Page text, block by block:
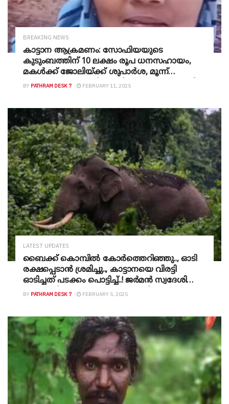
BREAKING NEWS
കാട്ടാന ആക്രമണം: സോഫിയയുടെ
കുടുംബത്തിന് 10 ലക്ഷം രൂപ ധനസഹായം,
മകള്‍ക്ക് ജോലിയ്ക്ക് ശുപാര്‍ശ, മൂന്ന്
കുടുംബങ്ങളെ മാറ്റിപ്പാര്‍പ്പിക്കും; ഉറപ്പ് നല്‍കി
BY PATHRAM DESK 7 FEBRUARY 11, 2025
LATEST UPDATES
ബൈക്ക് കൊമ്പില്‍ കോര്‍ത്തെറിഞ്ഞു.., ഓടി
രക്ഷപ്പെടാന്‍ ശ്രമിച്ചു.., കാട്ടാനയെ വിരട്ടി
ഓടിച്ചത് പടക്കം പൊട്ടിച്ച്..! ജര്‍മന്‍ സ്വദേശി
ബൈക്കില്‍ മുന്നോട്ടുപോയത് നിര്‍ദേശം
BY PATHRAM DESK 7 FEBRUARY 5, 2025